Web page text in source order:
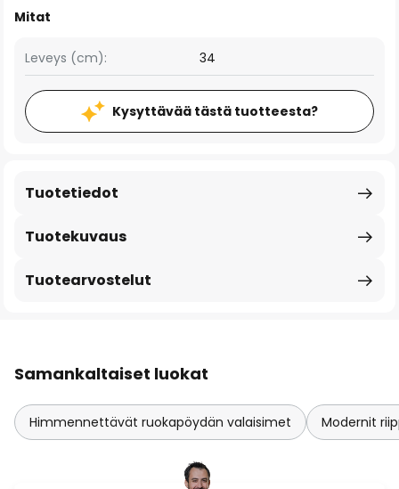
Mitat
Leveys (cm): 34
Kysyttävää tästä tuotteesta?
Tuotekuvaus
Tuotetiedot
Tuotearvostelut
Samankaltaiset luokat
Himmennettävät ruokapöydän valaisimet Modernit